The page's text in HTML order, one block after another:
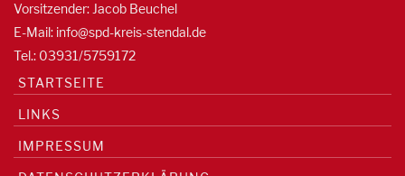
Vorsitzender: Jacob Beuchel
E-Mail: info@spd-kreis-stendal.de
Tel.: 03931/5759172
STARTSEITE
LINKS
IMPRESSUM